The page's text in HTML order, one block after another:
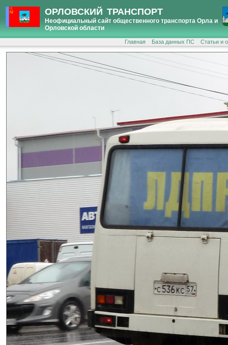
ОРЛОВСКИЙ ТРАНСПОРТ
Неофициальный сайт общественного транспорта Орла и
Орловской области
Главная База данных ПС Статьи и